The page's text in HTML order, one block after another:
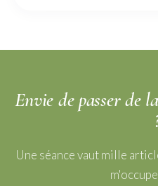
Envie de passer de la
Une séance vaut mille